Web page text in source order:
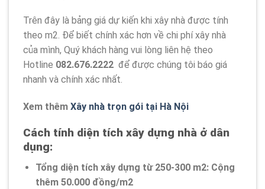
Trên đây là bảng giá dự kiến khi xây nhà được tính
theo m2. Để biết chính xác hơn về chi phí xây nhà
của mình, Quý khách hàng vui lòng liên hệ theo
Hotline 082.676.2222 để được chúng tôi báo giá
nhanh và chính xác nhất.
Xem thêm Xây nhà trọn gói tại Hà Nội
Cách tính diện tích xây dựng nhà ở dân
dụng:
Tổng diện tích xây dựng từ 250-300 m2: Cộng
thêm 50.000 đồng/m2